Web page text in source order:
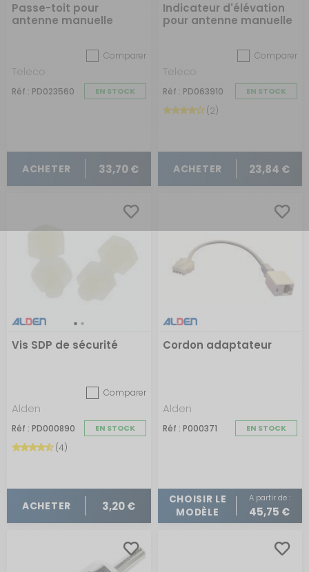
Passe-toit pour
antenne manuelle
Comparer
Teleco
Réf : PD023560 EN STOCK
ACHETER 33,70 €
Indicateur d'élévation
pour antenne manuelle
Comparer
Teleco
Réf : PD063910 EN STOCK
(2)
ACHETER 23,84 €
Vis SDP de sécurité
Comparer
Alden
Réf : PD000890 EN STOCK
(4)
ACHETER 3,20 €
Cordon adaptateur
Alden
Réf : P000371 EN STOCK
CHOISIR LE
MODÈLE
A partir de :
45,75 €